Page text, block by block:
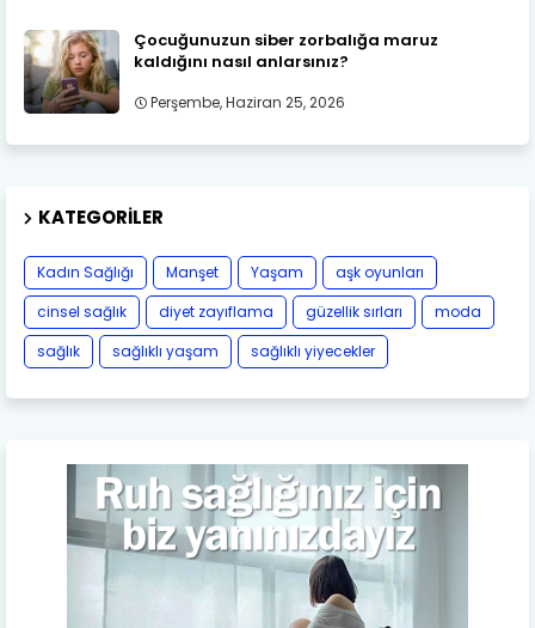
Çocuğunuzun siber zorbalığa maruz
kaldığını nasıl anlarsınız?
Perşembe, Haziran 25, 2026
KATEGORILER
Kadın Sağlığı Manşet Yaşam
aşk oyunları
cinsel sağlık
diyet zayıflama güzellik sırları
moda
sağlık
sağlıklı yaşam sağlıklı yiyecekler